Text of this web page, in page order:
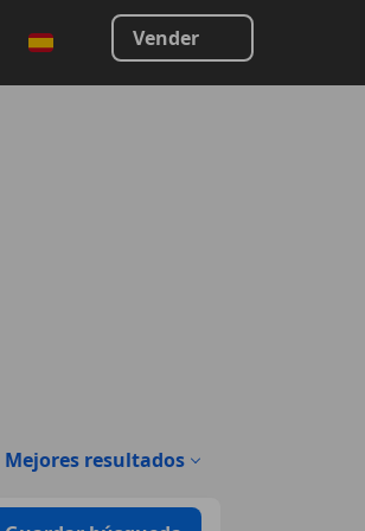
Vender
Mejores resultados